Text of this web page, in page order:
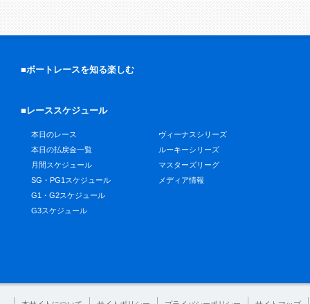
■ボートレースを知る楽しむ
■レーススケジュール
本日のレース
本日の払戻金一覧
月間スケジュール
SG・PG1スケジュール
G1・G2スケジュール
G3スケジュール
ヴィーナスシリーズ
ルーキーシリーズ
マスターズリーグ
メディア情報